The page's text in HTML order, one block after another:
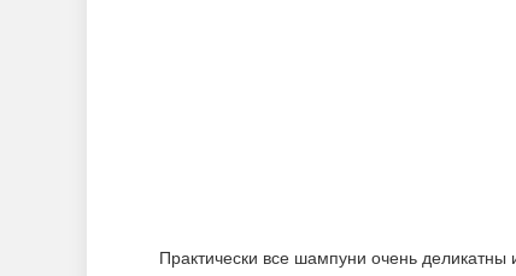
Практически все шампуни очень